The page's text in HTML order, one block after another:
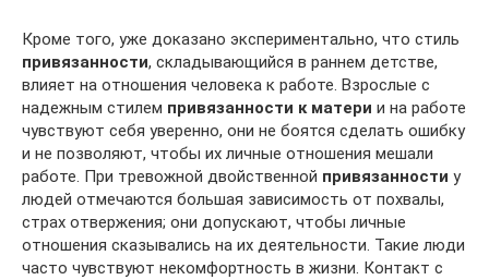
Кроме того, уже доказано экспериментально, что стиль
привязанности, складывающийся в раннем детстве,
влияет на отношения человека к работе. Взрослые с
надежным стилем привязанности к матери и на работе
чувствуют себя уверенно, они не боятся сделать ошибку
и не позволяют, чтобы их личные отношения мешали
работе. При тревожной двойственной привязанности у
людей отмечаются большая зависимость от похвалы,
страх отвержения; они допускают, чтобы личные
отношения сказывались на их деятельности. Такие люди
часто чувствуют некомфортность в жизни. Контакт с